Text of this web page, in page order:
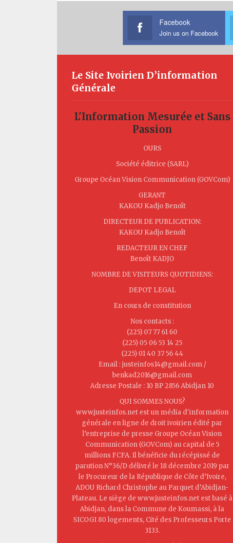
Facebook
Join us on Facebook
Le Site Ivoirien D’information
Générale
L'Information Mesurée et Sans
Passion
OURS
Société éditrice (SARL)
Groupe Océan Vision Communication (GOVCom)
GERANT
KAKOU Kadjo Benoît
DIRECTEUR DE PUBLICATION:
KAKOU Kadjo Benoît
REDACTEUR EN CHEF
Benoît KADJO
NOMBRE DE VISITEURS QUOTIDIENS:
DEPOT LEGAL
En cours de constitution
Nos contacts :
(225) 07 77 61 60
(225) 05 06 53 14 25
(225) 01 40 37 56 44
Email : justeinfos14@gmail.com /
benkad2016@gmail.com
Adresse Postale : 10 BP 2856 Abidjan 10
QUI SOMMES NOUS?
www.justeinfos.net est un média d'information
générale en ligne de droit ivoirien édité par
l’entreprise de presse Groupe Océan Vision
Communication (GOVCom) au capital de 5
millions FCFA. Il bénéficie du récépissé de
parution N°36/D délivré le 18 décembre 2019 par
le Procureur de la République de Côte d’Ivoire,
ADOU Richard Christophe au Parquet d’Abidjan-
Plateau. Le siège de www.justeinfos.net est basé à
Abidjan, dans la Commune de Koumassi, à la
SICOGI 80 logements, Cité des Professeurs Porte
3133.